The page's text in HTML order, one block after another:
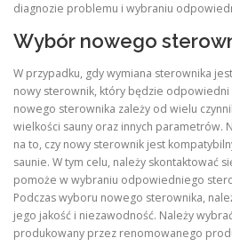
diagnozie problemu i wybraniu
Wybór nowego
W przypadku, gdy wymiana sterownika
nowy sterownik, który będzie odpowiedni
nowego sterownika zależy od wielu
wielkości sauny oraz innych parametrów.
na to, czy nowy sterownik jest
saunie. W tym celu, należy skontaktować
pomoże w wybraniu odpowiedniego
Podczas wyboru nowego sterownika,
jego jakość i niezawodność. Należy
produkowany przez renomowanego